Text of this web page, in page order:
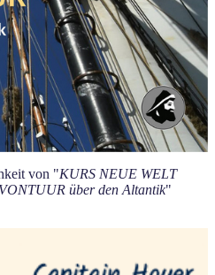
von "KURS NEUE WELT
über den Altantik"